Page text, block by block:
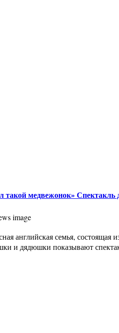
такой медвежонок» Спектакль
английская семья,
и дядюшки показывают